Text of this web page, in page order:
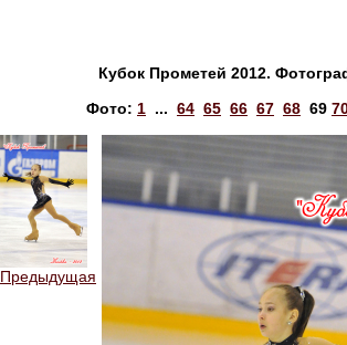
Кубок Прометей 2012.
Фото: 1 ... 64 65 66 67 68 69
Предыдущая